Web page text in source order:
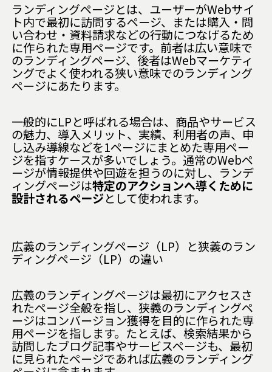
ランディングページとは、ユーザーがWebサイ
ト内で最初に訪問するページ、または購入・問
い合わせ・資料請求などの行動につなげるため
に作られた専用ページです。前者は広い意味で
のランディングページ、後者はWebマーケティ
ングでよく使われる狭い意味でのランディング
ページにあたります。
一般的にLPと呼ばれる場合は、商品やサービス
の魅力、導入メリット、実績、利用者の声、申
し込み導線などを1ページにまとめた専用ペー
ジを指すケースが多いでしょう。通常のWebペ
ージが情報提供や回遊を担うのに対し、ランデ
ィングページは特定のアクションへ導くために
設計されるページとして使われます。
広義のランディングページ（LP）と狭義のラン
ディングページ（LP）の違い
広義のランディングページは最初にアクセスさ
れたページ全般を指し、狭義のランディングペ
ージはコンバージョン獲得を目的に作られた専
用ページを指します。たとえば、検索結果から
訪問したブログ記事やサービスページも、最初
に見られたページであれば広義のランディング